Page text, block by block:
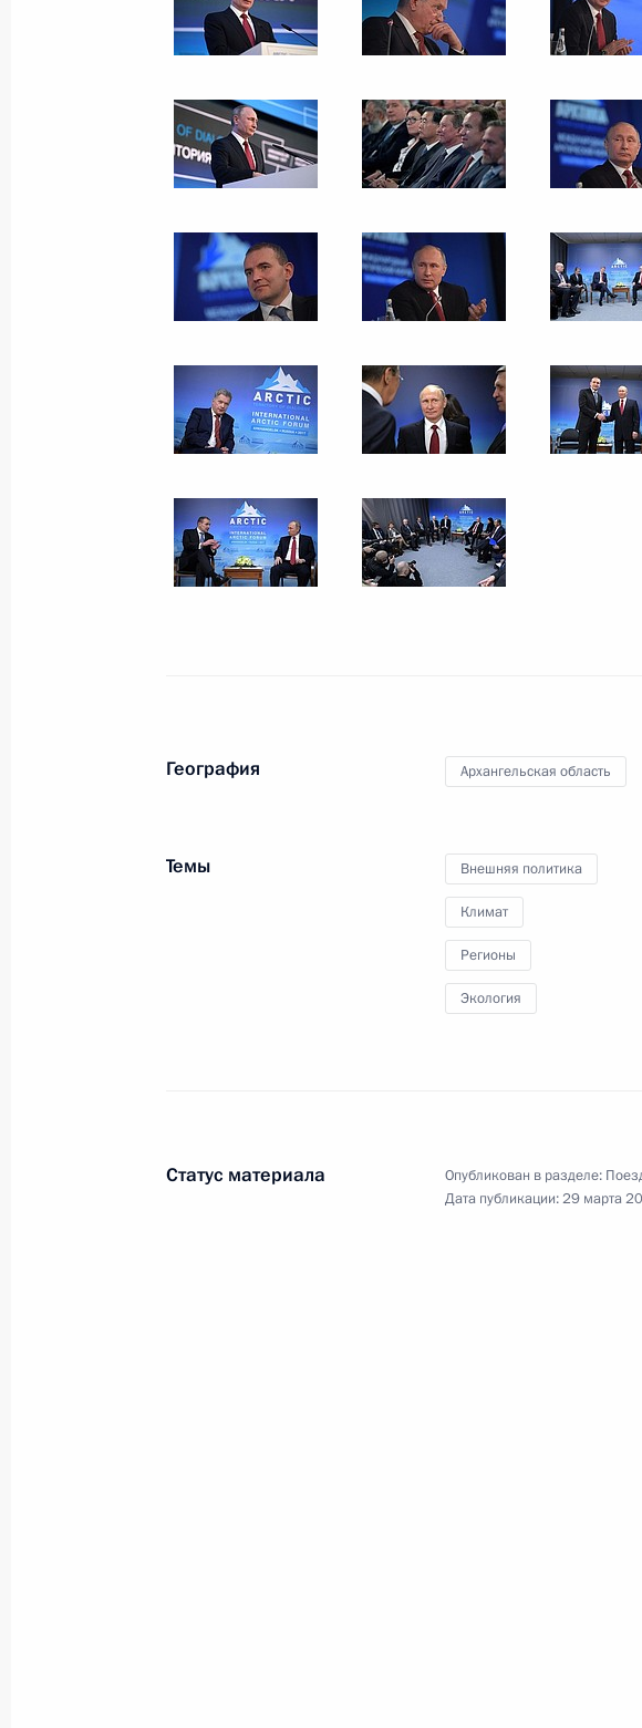
15 мая 2017 года 8 фото
Поездка в Архангельскую область
Архипелаг Земля Франца-Иосифа,
География Архангельская область
Темы Внешняя политика
Климат
Регионы
Экология
Статус материала Опубликован в разделе:
Дата публикации:29 марта